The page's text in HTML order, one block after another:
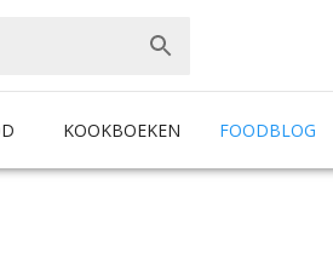
KOOKBOEKEN FOODBLOG